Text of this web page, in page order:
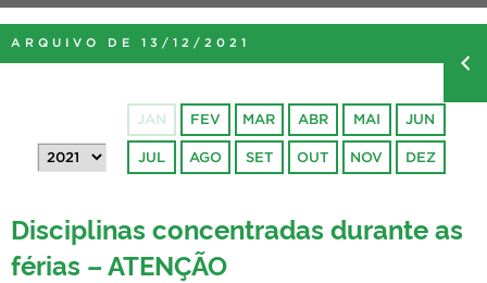
Canais
COBALTO
CONCURSOS
OUVIDORIA
TELEFONES
ARQUIVO DE 13/12/2021
JAN FEV MAR ABR MAI JUN
JUL AGO SET OUT NOV DEZ
Disciplinas concentradas durante as
férias – ATENÇÃO